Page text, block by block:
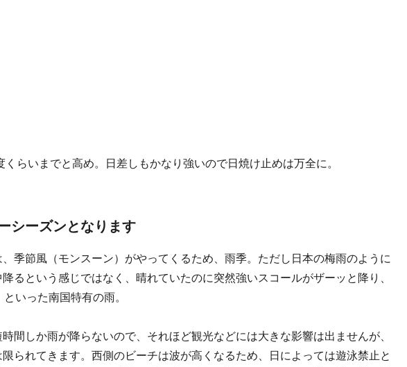
らいまでと高め。日差しもかなり強いので日焼け止めは万全に。
シーズンとなります
季節風（モンスーン）がやってくるため、雨季。ただし日本の梅雨のように
るという感じではなく、晴れていたのに突然強いスコールがザーッと降り、
いった南国特有の雨。
間しか雨が降らないので、それほど観光などには大きな影響は出ませんが、
られてきます。西側のビーチは波が高くなるため、日によっては遊泳禁止と